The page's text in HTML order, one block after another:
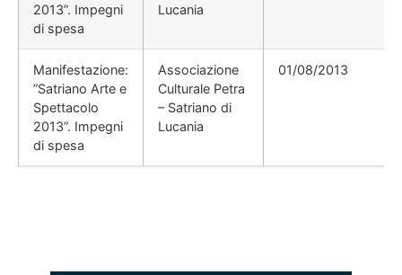
2013”. Impegni
di spesa
Lucania
Manifestazione:
”Satriano Arte e
Spettacolo
2013”. Impegni
di spesa
Associazione
Culturale Petra
– Satriano di
Lucania
01/08/2013